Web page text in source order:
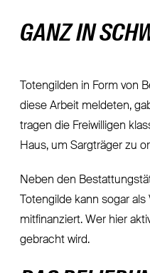
GANZ IN
Totengilden in Form von
diese Arbeit meldeten,
tragen die Freiwilligen
Haus, um Sargträger zu
Neben den
Totengilde kann sogar
mitfinanziert. Wer hier
gebracht wird.